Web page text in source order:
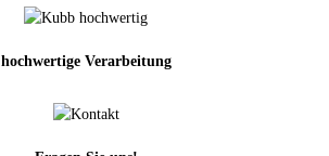
hochwertige Verarbeitung